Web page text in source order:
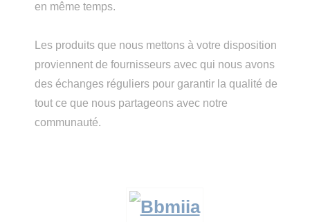
en même temps.
Les produits que nous mettons à votre disposition
proviennent de fournisseurs avec qui nous avons
des échanges réguliers pour garantir la qualité de
tout ce que nous partageons avec notre
communauté.